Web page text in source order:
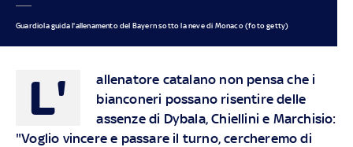
Guardiola guida l'allenamento del Bayern sotto la neve di Monaco (foto getty)
L'
allenatore catalano non pensa che i
bianconeri possano risentire delle
assenze di Dybala, Chiellini e Marchisio:
"Voglio vincere e passare il turno, cercheremo di